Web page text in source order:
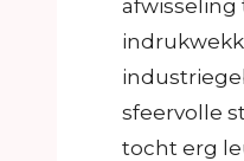
afwisseling
sfeervolle
tocht erg